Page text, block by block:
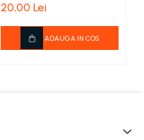
20,00 Lei
ADAUGA IN COS